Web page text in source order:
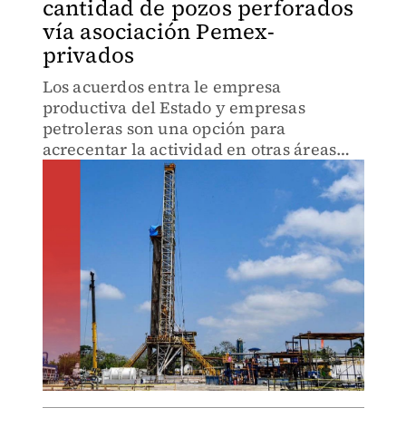
cantidad de pozos perforados
vía asociación Pemex-
privados
Los acuerdos entra le empresa
productiva del Estado y empresas
petroleras son una opción para
acrecentar la actividad en otras áreas
contractuales, expuso la Amexhi